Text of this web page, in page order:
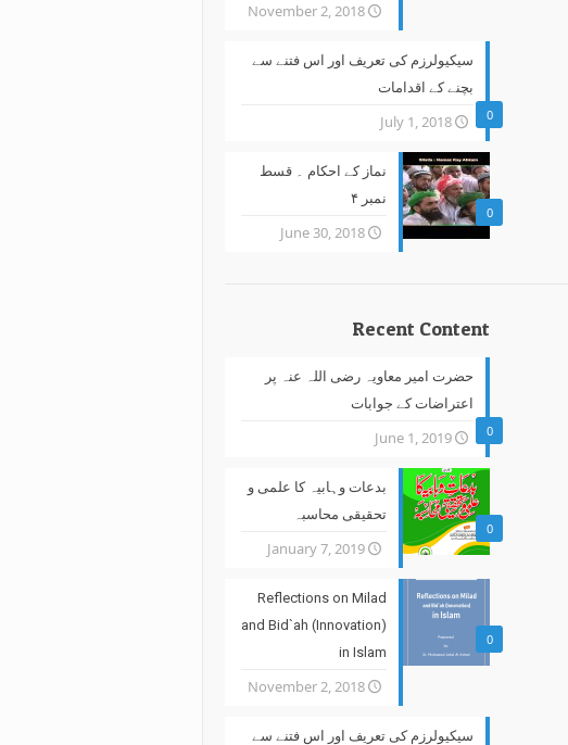
November 2, 2018
0
سیکیولرزم کی تعریف اور اس فتنے سے
بچنے کے اقدامات
July 1, 2018
0
نماز کے احکام ۔ قسط
نمبر ۴
June 30, 2018
Recent Content
0
حضرت امیر معاویہ رضی اللہ عنہ پر
اعتراضات کے جوابات
June 1, 2019
0
بدعات وہابیہ کا علمی و
تحقیقی محاسبہ
January 7, 2019
0
Reflections on Milad
and Bid`ah (Innovation)
in Islam
November 2, 2018
سیکیولرزم کی تعریف اور اس فتنے سے